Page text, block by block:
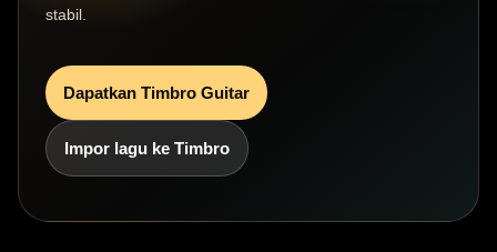
stabil.
Dapatkan Timbro Guitar
Impor lagu ke Timbro